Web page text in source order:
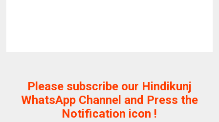
Please subscribe our Hindikunj
WhatsApp Channel and Press the
Notification icon !